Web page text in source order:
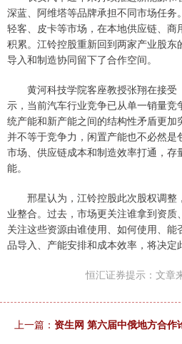
深蓝、阿维塔等品牌承担不同市场任务
轻客、皮卡等市场，在本地供应链、商
积累。江铃控股重新回到两家产业股东
导入和制造协同留下了合作空间。
黄河科技学院客座教授张翔在接受
示，当前汽车行业竞争已从单一销量
统产能和新产能之间的结构性矛盾更
并不等于竞争力，闲置产能也不必然
市场、供应链成本和制造效率打通，
能。
邢星认为，江铃控股此次股权调整
业整合。过去，市场更关注谁拿到资
关注这些资源由谁使用、如何使用、
品导入、产能安排和成本效率，将决定
恒汇证券提示：文章
上一篇： 资生网 第六届中俄地方合作